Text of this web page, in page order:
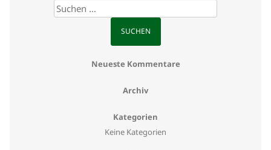
Suchen
nach:
Neueste Kommentare
Archiv
Kategorien
Keine Kategorien